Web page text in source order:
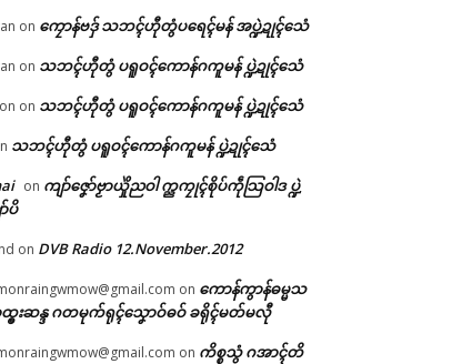
on ကၠောန်ဗဒှ် သဘၚ်ဟီုတွံပရေၚ်မန် အပ္ဍဲဍုၚ်သေံ
on သဘၚ်ဟီုတွံ ပရူဝၚ်ကောန်ဂကူမန် ပ္ဍဲဍုၚ်သေံ
on သဘၚ်ဟီုတွံ ပရူဝၚ်ကောန်ဂကူမန် ပ္ဍဲဍုၚ်သေံ
သဘၚ်ဟီုတွံ ပရူဝၚ်ကောန်ဂကူမန် ပ္ဍဲဍုၚ်သေံ
on ကျာ်ဇၞော်ဗၟာယှိုဲညဝါ က္ညကၠုၚ်စိုပ်ကဵုသြဝါဒ ပ္ဍဲ
ပိ
on DVB Radio 12.November.2012
on ကောန်ကွာန်ဓမ္မသ
ၜးဆန္ဒ ဂတမုက်ရုၚ်သၞောဝ်ဓဝ် ခရိုၚ်မတ်မလီု
on ကိစ္စသွံ ဂအာၚ်တိ